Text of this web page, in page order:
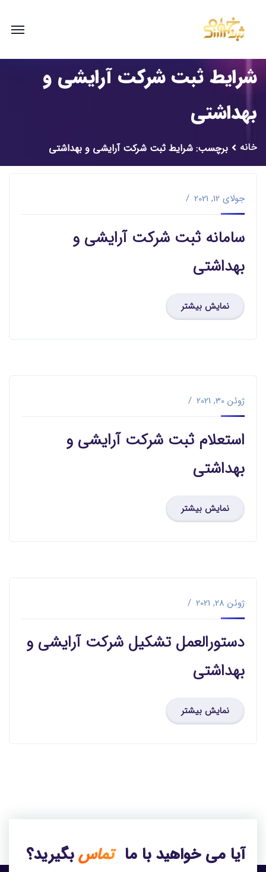
شرایط ثبت شرکت آرایشی و
بهداشتی
خانه برچسب: شرایط ثبت شرکت آرایشی و بهداشتی
جولای 12, 2021
سامانه ثبت شرکت آرایشی و
بهداشتی
نمایش بیشتر
ژوئن 30, 2021
استعلام ثبت شرکت آرایشی و
بهداشتی
نمایش بیشتر
ژوئن 28, 2021
دستورالعمل تشکیل شرکت آرایشی و
بهداشتی
نمایش بیشتر
آیا می خواهید با ما تماسبگیرید؟